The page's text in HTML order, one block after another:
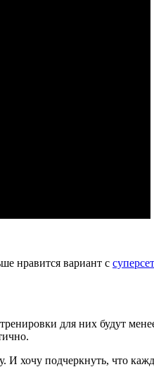
нравится вариант с
для них будут
хочу подчеркнуть, что